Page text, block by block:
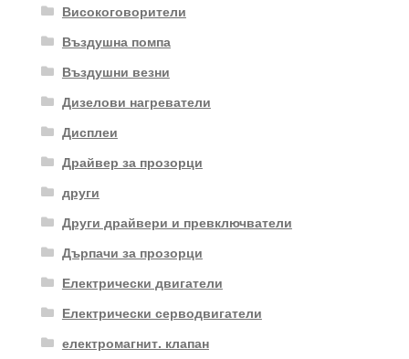
Високоговорители
Въздушна помпа
Въздушни везни
Дизелови нагреватели
Дисплеи
Драйвер за прозорци
други
Други драйвери и превключватели
Дърпачи за прозорци
Електрически двигатели
Електрически серводвигатели
електромагнит. клапан